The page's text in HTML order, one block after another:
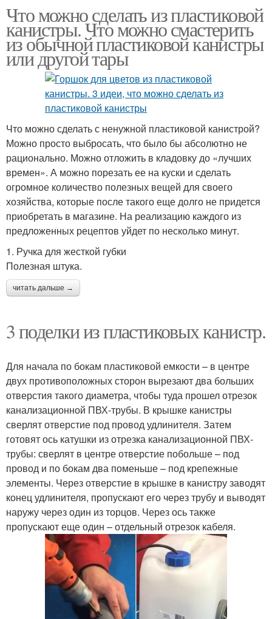
Что можно сделать из пластиковой
канистры. Что можно смастерить
из обычной пластиковой канистры
или другой тары
Что можно сделать с ненужной пластиковой канистрой?
Можно просто выбросать, что было бы абсолютно не
рационально. Можно отложить в кладовку до «лучших
времен». А можно порезать ее на куски и сделать
огромное количество полезных вещей для своего
хозяйства, которые после такого еще долго не придется
приобретать в магазине. На реализацию каждого из
предложенных рецептов уйдет по несколько минут.
1. Ручка для жесткой губки
Полезная штука.
читать дальше →
3 поделки из пластиковых канистр.
Для начала по бокам пластиковой емкости – в центре
двух противоположных сторон вырезают два больших
отверстия такого диаметра, чтобы туда прошел отрезок
канализационной ПВХ-трубы. В крышке канистры
сверлят отверстие под провод удлинителя. Затем
готовят ось катушки из отрезка канализационной ПВХ-
трубы: сверлят в центре отверстие побольше – под
провод и по бокам два поменьше – под крепежные
элементы. Через отверстие в крышке в канистру заводят
конец удлинителя, пропускают его через трубу и выводят
наружу через один из торцов. Через ось также
пропускают еще один – отдельный отрезок кабеля.